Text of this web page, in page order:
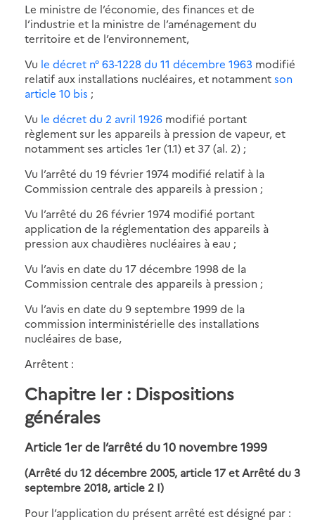
Le ministre de l’économie, des finances et de
l’industrie et la ministre de l’aménagement du
territoire et de l’environnement,
Vu le décret n° 63-1228 du 11 décembre 1963 modifié
relatif aux installations nucléaires, et notammentson
article 10 bis ;
Vu le décret du 2 avril 1926 modifié portant
règlement sur les appareils à pression de vapeur, et
notamment ses articles 1er (1.1) et 37 (al. 2) ;
Vu l’arrêté du 19 février 1974 modifié relatif à la
Commission centrale des appareils à pression ;
Vu l’arrêté du 26 février 1974 modifié portant
application de la réglementation des appareils à
pression aux chaudières nucléaires à eau ;
Vu l’avis en date du 17 décembre 1998 de la
Commission centrale des appareils à pression ;
Vu l’avis en date du 9 septembre 1999 de la
commission interministérielle des installations
nucléaires de base,
Arrêtent :
Chapitre Ier : Dispositions
générales
Article 1er de l’arrêté du 10 novembre 1999
(Arrêté du 12 décembre 2005, article 17 et Arrêté du 3
septembre 2018, article 2 I)
Pour l’application du présent arrêté est désigné par :